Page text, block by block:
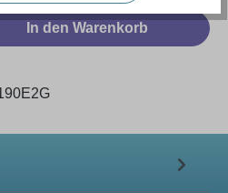
den gewünschten
In den Warenkorb